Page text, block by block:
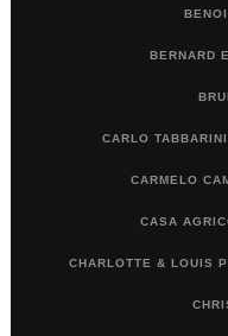
BERNARD
CARLO
CARMELO
CASA
CHARLOTTE & LOUIS